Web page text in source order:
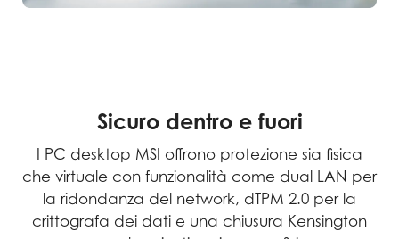
Sicuro dentro e fuori
I PC desktop MSI offrono protezione sia fisica
che virtuale con funzionalità come dual LAN per
la ridondanza del network, dTPM 2.0 per la
crittografa dei dati e una chiusura Kensington